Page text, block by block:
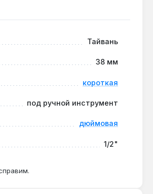
Тайвань
38 мм
короткая
под ручной инструмент
дюймовая
1/2"